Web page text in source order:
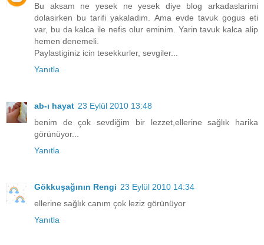
Bu aksam ne yesek ne yesek diye blog arkadaslarimi
dolasirken bu tarifi yakaladim. Ama evde tavuk gogus eti
var, bu da kalca ile nefis olur eminim. Yarin tavuk kalca alip
hemen denemeli.
Paylastiginiz icin tesekkurler, sevgiler...
Yanıtla
ab-ı hayat 23 Eylül 2010 13:48
benim de çok sevdiğim bir lezzet,ellerine sağlık harika
görünüyor...
Yanıtla
Gökkuşağının Rengi 23 Eylül 2010 14:34
ellerine sağlık canım çok leziz görünüyor
Yanıtla